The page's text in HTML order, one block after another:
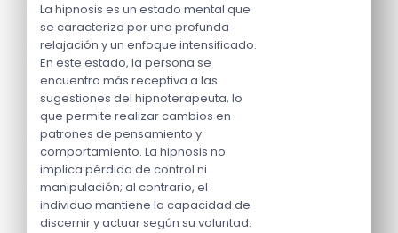
La hipnosis es un estado mental que
se caracteriza por una profunda
relajación y un enfoque intensificado.
En este estado, la persona se
encuentra más receptiva a las
sugestiones del hipnoterapeuta, lo
que permite realizar cambios en
patrones de pensamiento y
comportamiento. La hipnosis no
implica pérdida de control ni
manipulación; al contrario, el
individuo mantiene la capacidad de
discernir y actuar según su voluntad.